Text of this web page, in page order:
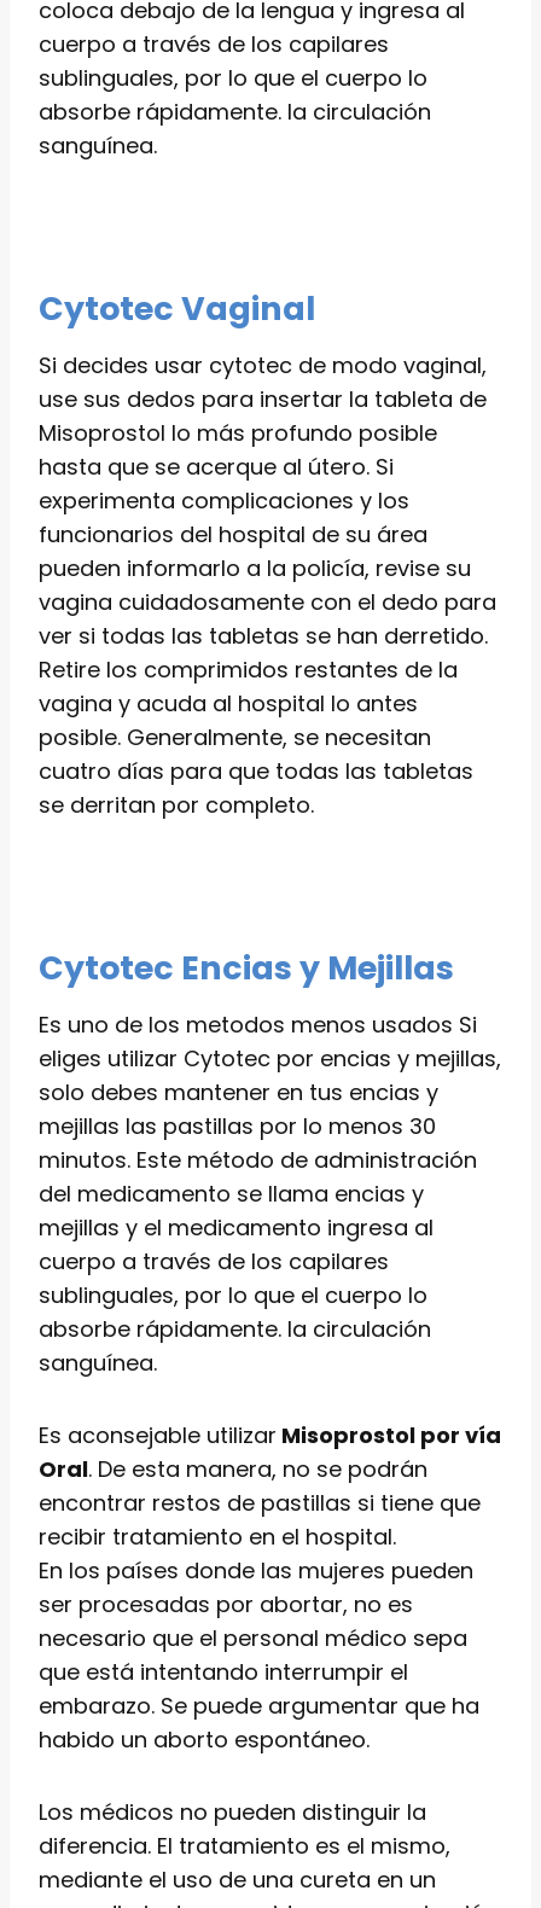
coloca debajo de la lengua y ingresa al
cuerpo a través de los capilares
sublinguales, por lo que el cuerpo lo
absorbe rápidamente. la circulación
sanguínea.
Cytotec Vaginal
Si decides usar cytotec de modo vaginal,
use sus dedos para insertar la tableta de
Misoprostol lo más profundo posible
hasta que se acerque al útero. Si
experimenta complicaciones y los
funcionarios del hospital de su área
pueden informarlo a la policía, revise su
vagina cuidadosamente con el dedo para
ver si todas las tabletas se han derretido.
Retire los comprimidos restantes de la
vagina y acuda al hospital lo antes
posible. Generalmente, se necesitan
cuatro días para que todas las tabletas
se derritan por completo.
Cytotec Encias y Mejillas
Es uno de los metodos menos usados Si
eliges utilizar Cytotec por encias y mejillas,
solo debes mantener en tus encias y
mejillas las pastillas por lo menos 30
minutos. Este método de administración
del medicamento se llama encias y
mejillas y el medicamento ingresa al
cuerpo a través de los capilares
sublinguales, por lo que el cuerpo lo
absorbe rápidamente. la circulación
sanguínea.
Es aconsejable utilizar Misoprostol por vía
Oral. De esta manera, no se podrán
encontrar restos de pastillas si tiene que
recibir tratamiento en el hospital.
En los países donde las mujeres pueden
ser procesadas por abortar, no es
necesario que el personal médico sepa
que está intentando interrumpir el
embarazo. Se puede argumentar que ha
habido un aborto espontáneo.
Los médicos no pueden distinguir la
diferencia. El tratamiento es el mismo,
mediante el uso de una cureta en un